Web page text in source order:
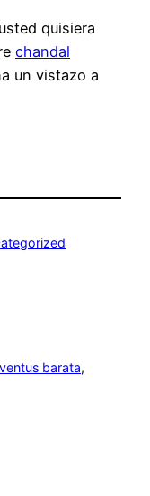
quisiera
chandal
un vistazo a
barata